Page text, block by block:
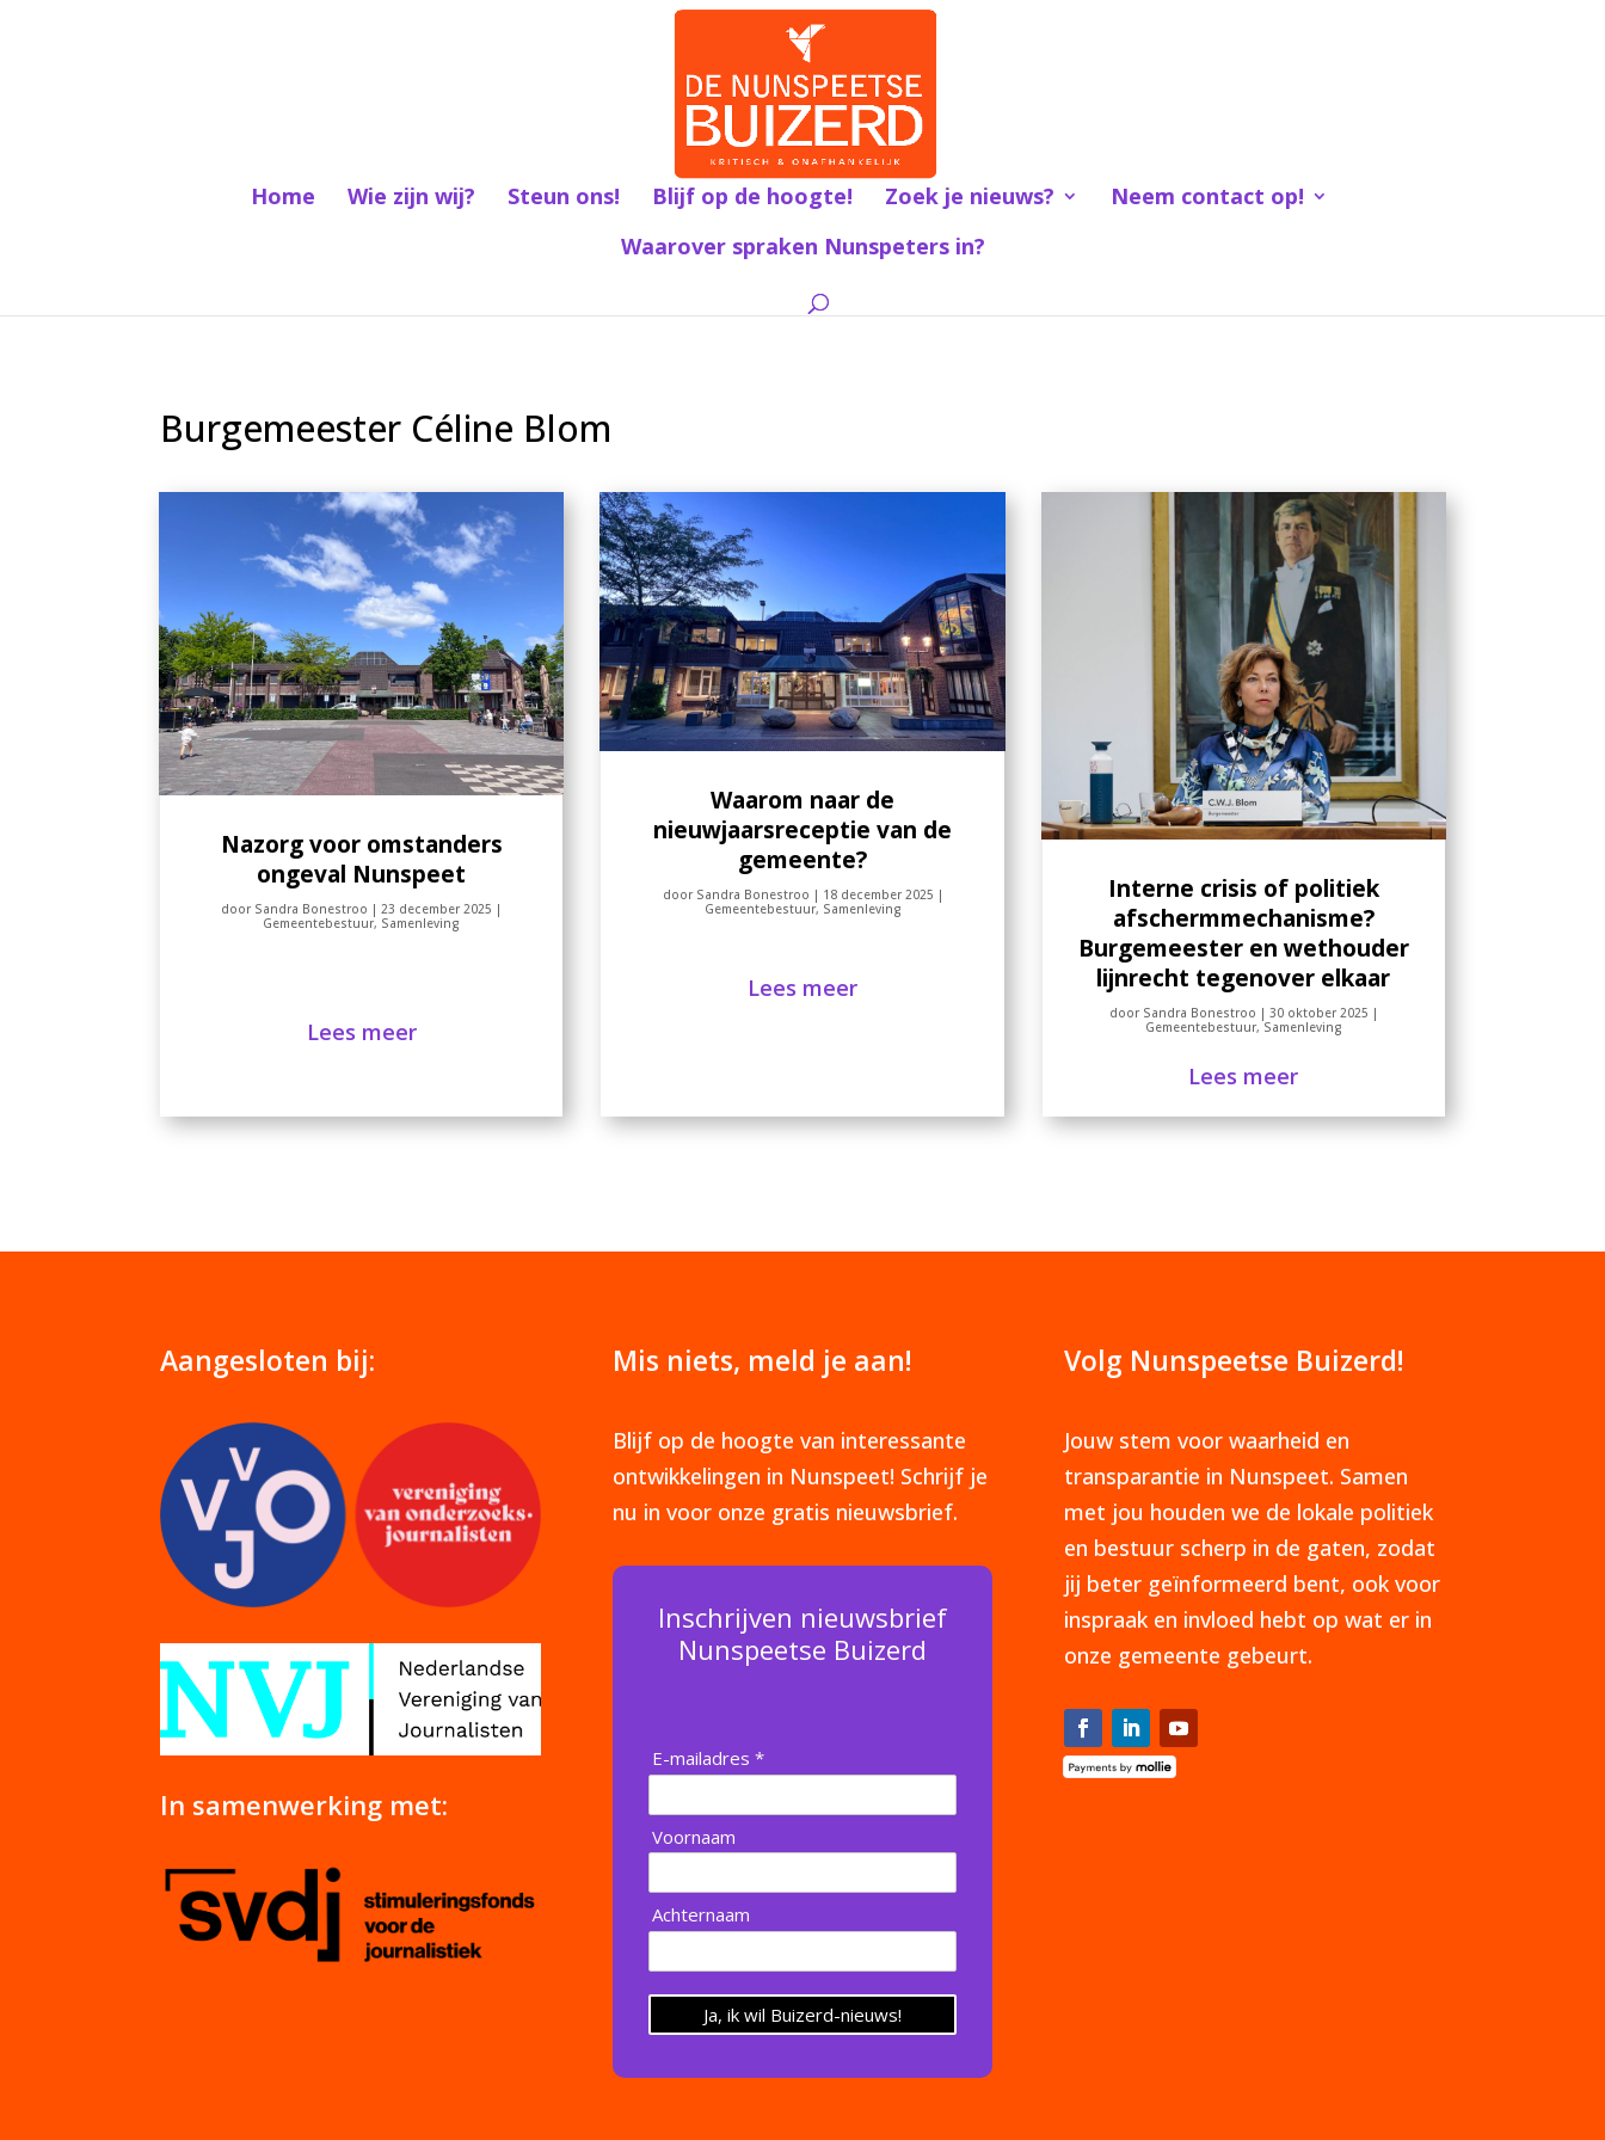
Home Wie zijn wij? Steun ons! Blijf op de hoogte! Zoek je nieuws?
Neem contact op!
Waarover spraken Nunspeters in?
Burgemeester Céline Blom
Nazorg voor omstanders
ongeval Nunspeet
door Sandra Bonestroo |23 december 2025 |
Gemeentebestuur, Samenleving
Lees meer
Waarom naar de
nieuwjaarsreceptie van de
gemeente?
door Sandra Bonestroo | 18 december 2025 |
Gemeentebestuur, Samenleving
Lees meer
Interne crisis of politiek
afschermmechanisme?
Burgemeester en wethouder
lijnrecht tegenover elkaar
door Sandra Bonestroo | 30 oktober 2025 |
Gemeentebestuur, Samenleving
Lees meer
Aangesloten bij:
In samenwerking met:
Mis niets, meld je aan!
Blijf op de hoogte van interessante
ontwikkelingen in Nunspeet! Schrijf je
nu in voor onze gratis nieuwsbrief.
Inschrijven nieuwsbrief
Nunspeetse Buizerd
E-mailadres *
Voornaam
Achternaam
Ja, ik wil Buizerd-nieuws!
Volg Nunspeetse Buizerd!
Jouw stem voor waarheid en
transparantie in Nunspeet. Samen
met jou houden we de lokale politiek
en bestuur scherp in de gaten, zodat
jij beter geïnformeerd bent, ook voor
inspraak en invloed hebt op wat er in
onze gemeente gebeurt.